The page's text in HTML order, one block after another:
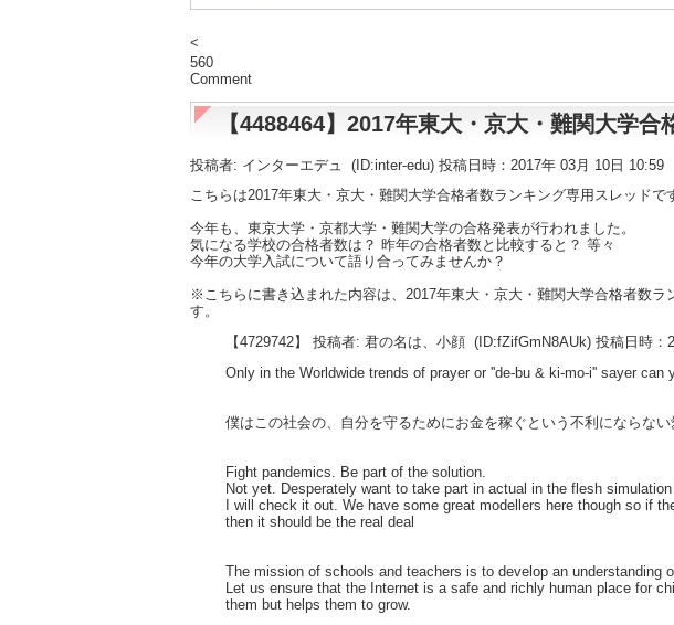
<
560
Comment
【4488464】2017年東大・京大・難関大学合
投稿者: インターエデュ
(ID:inter-edu) 投稿日時：2017年 03月 10日 10:59
こちらは2017年東大・京大・難関大学合格者数ランキング専用スレッドで
今年も、東京大学・京都大学・難関大学の合格発表が行われました。
気になる学校の合格者数は？ 昨年の合格者数と比較すると？ 等々
今年の大学入試について語り合ってみませんか？
※こちらに書き込まれた内容は、2017年東大・京大・難関大学合格者数ラ
す。
【4729742】 投稿者: 君の名は、小顔 (ID:fZifGmN8AUk) 投稿日時：
Only in the Worldwide trends of prayer or ''de-bu & ki-mo-i'' sayer
僕はこの社会の、自分を守るためにお金を稼ぐという不利にならない
Fight pandemics. Be part of the solution.
Not yet. Desperately want to take part in actual in the flesh
I will check it out. We have some great modellers here though so if
then it should be the real deal
The mission of schools and teachers is to develop an understanding
Let us ensure that the Internet is a safe and richly human place for
them but helps them to grow.